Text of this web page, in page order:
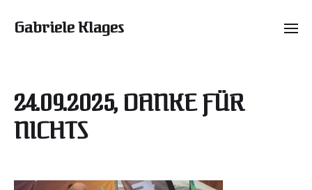
Gabriele Klages
24.09.2025, DANKE FÜR
NICHTS